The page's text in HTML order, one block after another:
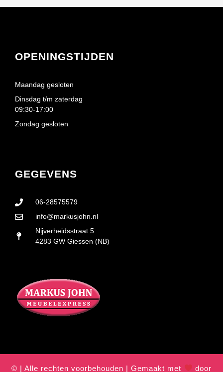
GEGEVENS
06-28575579
info@markusjohn.nl
Nijverheidsstraat 5
4283 GW Giessen (NB)
OPENINGSTIJDEN
Maandag gesloten
Dinsdag t/m zaterdag
09:30-17:00
Zondag gesloten
© | Alle rechten voorbehouden | Gemaakt met
door